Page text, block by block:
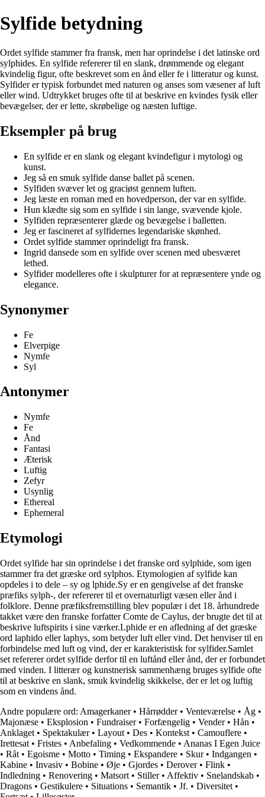
Sylfide betydning
Ordet sylfide stammer fra fransk, men har oprindelse i det latinske ord
sylphides. En sylfide refererer til en slank, drømmende og elegant
kvindelig figur, ofte beskrevet som en ånd eller fe i litteratur og kunst.
Sylfider er typisk forbundet med naturen og anses som væsener af luft
eller wind. Udtrykket bruges ofte til at beskrive en kvindes fysik eller
bevægelser, der er lette, skrøbelige og næsten luftige.
Eksempler på brug
En sylfide er en slank og elegant kvindefigur i mytologi og
kunst.
Jeg så en smuk sylfide danse ballet på scenen.
Sylfiden svæver let og graciøst gennem luften.
Jeg læste en roman med en hovedperson, der var en sylfide.
Hun klædte sig som en sylfide i sin lange, svævende kjole.
Sylfiden repræsenterer glæde og bevægelse i balletten.
Jeg er fascineret af sylfidernes legendariske skønhed.
Ordet sylfide stammer oprindeligt fra fransk.
Ingrid dansede som en sylfide over scenen med ubesværet
lethed.
Sylfider modelleres ofte i skulpturer for at repræsentere ynde og
elegance.
Synonymer
Fe
Elverpige
Nymfe
Syl
Antonymer
Nymfe
Fe
Ånd
Fantasi
Æterisk
Luftig
Zefyr
Usynlig
Ethereal
Ephemeral
Etymologi
Ordet sylfide har sin oprindelse i det franske ord sylphide, som igen
stammer fra det græske ord sylphos. Etymologien af sylfide kan
opdeles i to dele – sy og lphide.Sy er en gengivelse af det franske
præfiks sylph-, der refererer til et overnaturligt væsen eller ånd i
folklore. Denne præfiksfremstilling blev populær i det 18. århundrede
takket være den franske forfatter Comte de Caylus, der brugte det til at
beskrive luftspirits i sine værker.Lphide er en afledning af det græske
ord laphido eller laphys, som betyder luft eller vind. Det henviser til en
forbindelse med luft og vind, der er karakteristisk for sylfider.Samlet
set refererer ordet sylfide derfor til en luftånd eller ånd, der er forbundet
med vinden. I litterær og kunstnerisk sammenhæng bruges sylfide ofte
til at beskrive en slank, smuk kvindelig skikkelse, der er let og luftig
som en vindens ånd.
Andre populære ord: Amagerkaner• Hårrødder• Venteværelse • Åg •
Majonæse • Eksplosion • Fundraiser• Forfængelig • Vender• Hån •
Anklaget • Spektakulær• Layout • Des • Kontekst • Camouflere •
Irettesat • Fristes • Anbefaling • Vedkommende • Ananas I Egen Juice
• Råt • Egoisme • Motto • Timing • Ekspandere • Skur• Indgangen •
Kabine • Invasiv • Bobine • Øje • Gjordes • Derover• Flink •
Indledning • Renovering • Matsort • Stiller• Affektiv • Snelandskab •
Dragons • Gestikulere • Situations • Semantik • Jf. • Diversitet •